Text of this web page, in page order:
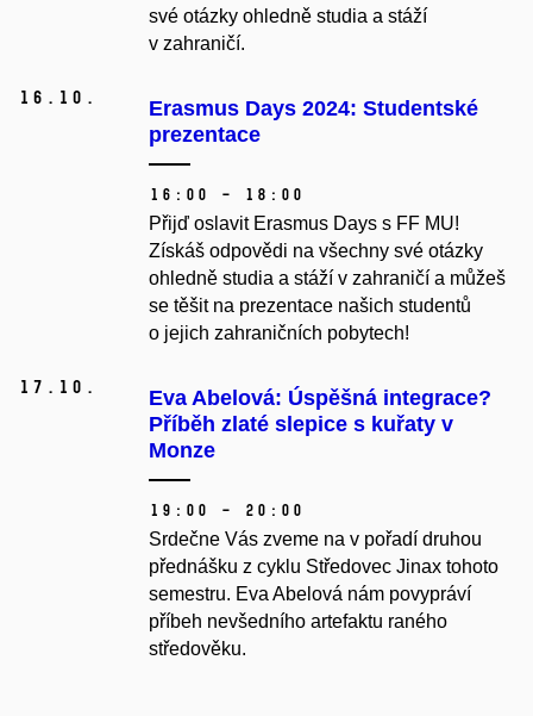
své otázky ohledně studia a stáží
v zahraničí.
16. 10.
Erasmus Days 2024: Studentské
prezentace
16:00 – 18:00
Přijď oslavit Erasmus Days s FF MU!
Získáš odpovědi na všechny své otázky
ohledně studia a stáží v zahraničí a můžeš
se těšit na prezentace našich studentů
o jejich zahraničních pobytech!
17. 10.
Eva Abelová: Úspěšná integrace?
Příběh zlaté slepice s kuřaty v
Monze
19:00 – 20:00
Srdečne Vás zveme na v pořadí druhou
přednášku z cyklu Středovec Jinax tohoto
semestru. Eva Abelová nám povypráví
příbeh nevšedního artefaktu raného
středověku.